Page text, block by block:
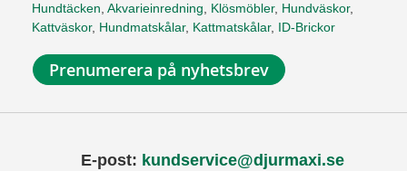
Hundtäcken, Akvarieinredning, Klösmöbler, Hundväskor,
Kattväskor, Hundmatskålar, Kattmatskålar, ID-Brickor
Prenumerera på nyhetsbrev
E-post: kundservice@djurmaxi.se